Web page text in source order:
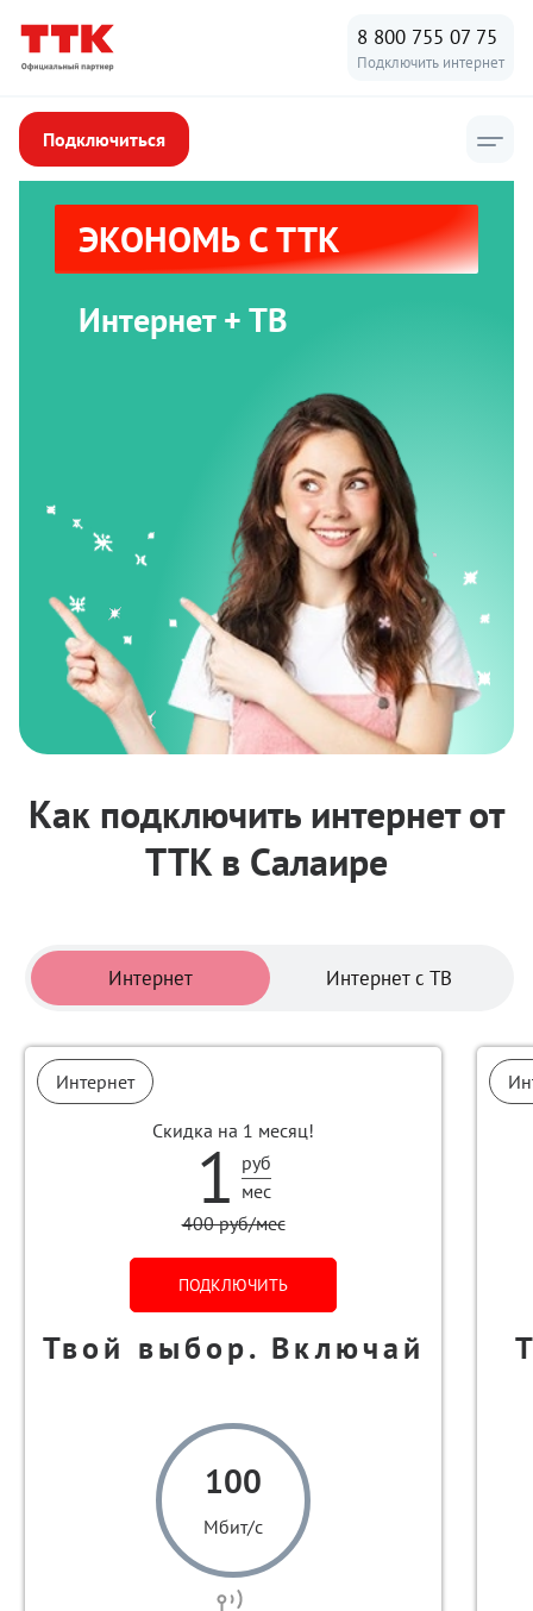
8 800 755 07 75
Подключить интернет
Подключиться
ЭКОНОМЬ С ТТК
Интернет + ТВ
Как подключить интернет от
ТТК в Салаире
Интернет Интернет с ТВ
Тарифы
Интернет
Скидка на 1 месяц!
1 руб
мес
400 руб/мес
ПОДКЛЮЧИТЬ
Твой выбор. Включай
100
Мбит/с